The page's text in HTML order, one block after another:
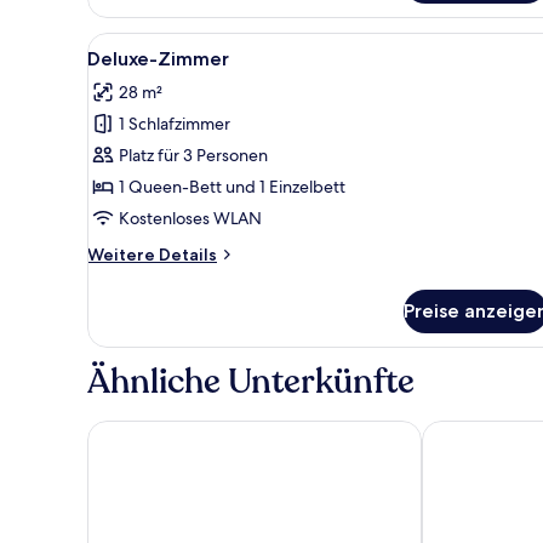
Bergblick
Alle
Fotos
für
Deluxe-
Zimmer
anzeigen
Ein modernes Hotelzimmer
1
Deluxe-Zimmer
28 m²
1 Schlafzimmer
Platz für 3 Personen
1 Queen-Bett und 1 Einzelbett
Kostenloses WLAN
Weitere Details
Weitere
Zimmer
Preise
Ähnliche Unterkünfte
VAYA Lechtal Pöltnerhof